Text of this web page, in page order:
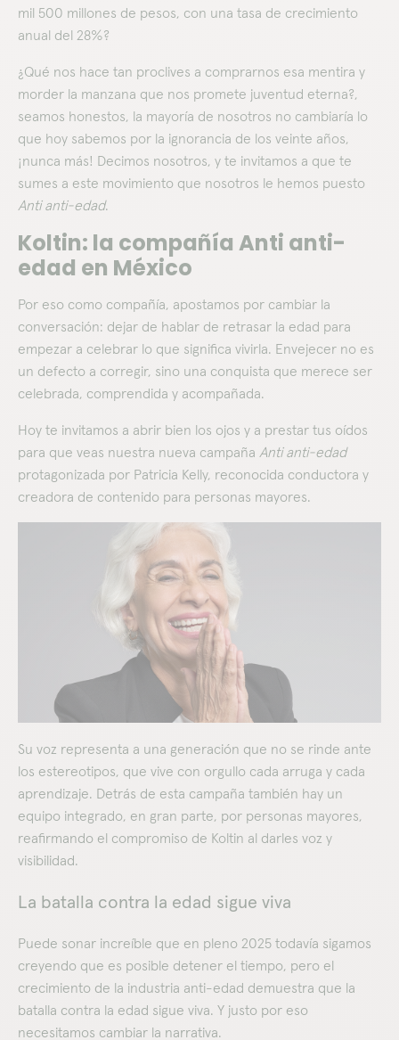
mil 500 millones de pesos, con una tasa de crecimiento
anual del 28%?
¿Qué nos hace tan proclives a comprarnos esa mentira y
morder la manzana que nos promete juventud eterna?,
seamos honestos, la mayoría de nosotros no cambiaría lo
que hoy sabemos por la ignorancia de los veinte años,
¡nunca más! Decimos nosotros, y te invitamos a que te
sumes a este movimiento que nosotros le hemos puesto
Anti anti-edad.
Koltin: la compañía Anti anti-
edad en México
Por eso como compañía, apostamos por cambiar la
conversación: dejar de hablar de retrasar la edad para
empezar a celebrar lo que significa vivirla. Envejecer no es
un defecto a corregir, sino una conquista que merece ser
celebrada, comprendida y acompañada.
Hoy te invitamos a abrir bien los ojos y a prestar tus oídos
para que veas nuestra nueva campaña Anti anti-edad
protagonizada por Patricia Kelly, reconocida conductora y
creadora de contenido para personas mayores.
Su voz representa a una generación que no se rinde ante
los estereotipos, que vive con orgullo cada arruga y cada
aprendizaje. Detrás de esta campaña también hay un
equipo integrado, en gran parte, por personas mayores,
reafirmando el compromiso de Koltin al darles voz y
visibilidad.
La batalla contra la edad sigue viva
Puede sonar increíble que en pleno 2025 todavía sigamos
creyendo que es posible detener el tiempo, pero el
crecimiento de la industria anti-edad demuestra que la
batalla contra la edad sigue viva. Y justo por eso
necesitamos cambiar la narrativa.